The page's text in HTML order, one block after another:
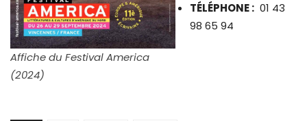
Affiche du Festival America
(2024)
TÉLÉPHONE : 01 43
98 65 94